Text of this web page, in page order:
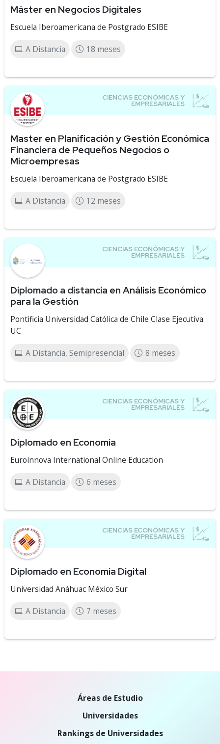
Máster en Negocios Digitales
Escuela Iberoamericana de Postgrado ESIBE
A Distancia 18 meses
Master en Planificación y Gestión Económica
Financiera de Pequeños Negocios o
Microempresas
Escuela Iberoamericana de Postgrado ESIBE
A Distancia 12 meses
Diplomado a distancia en Análisis Económico
para la Gestión
Pontificia Universidad Católica de Chile Clase Ejecutiva
UC
A Distancia, Semipresencial 8 meses
Diplomado en Economía
Euroinnova International Online Education
A Distancia 6 meses
Diplomado en Economía Digital
Universidad Anáhuac México Sur
A Distancia 7 meses
Áreas de Estudio
Universidades
Rankings de Universidades